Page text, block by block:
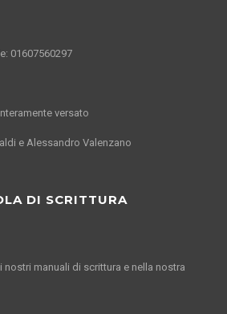
01607560297
versato
e Alessandro Valenzano
DI SCRITTURA
nostri manuali di scrittura e nella nostra